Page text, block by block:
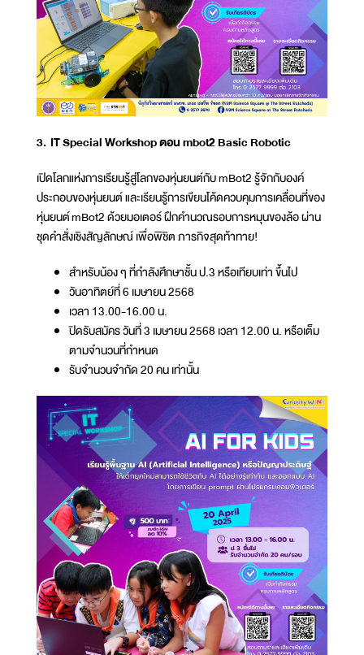
3. IT Special Workshop ตอน mbot2 Basic Robotic
เปิดโลกแห่งการเรียนรู้สู่โลกของหุ่นยนต์กับ mBot2 รู้จักกับองค์
ประกอบของหุ่นยนต์ และเรียนรู้การเขียนโค้ดควบคุมการเคลื่อนที่ของ
หุ่นยนต์ mBot2 ด้วยมอเตอร์ ฝึกคำนวณรอบการหมุนของล้อ ผ่าน
ชุดคำสั่งเชิงสัญลักษณ์ เพื่อพิชิต ภารกิจสุดท้าทาย!
สำหรับน้อง ๆ ที่กำลังศึกษาชั้น ป.3 หรือเทียบเท่า ขึ้นไป
วันอาทิตย์ที่ 6 เมษายน 2568
เวลา 13.00-16.00 น.
ปิดรับสมัคร วันที่ 3 เมษายน 2568 เวลา 12.00 น. หรือเต็ม
ตามจำนวนที่กำหนด
รับจำนวนจำกัด 20 คน เท่านั้น